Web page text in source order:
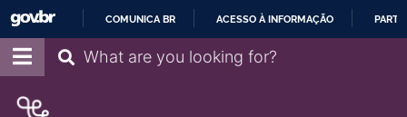
COMUNICA BR ACESSO À INFORMAÇÃO
Pesquisar